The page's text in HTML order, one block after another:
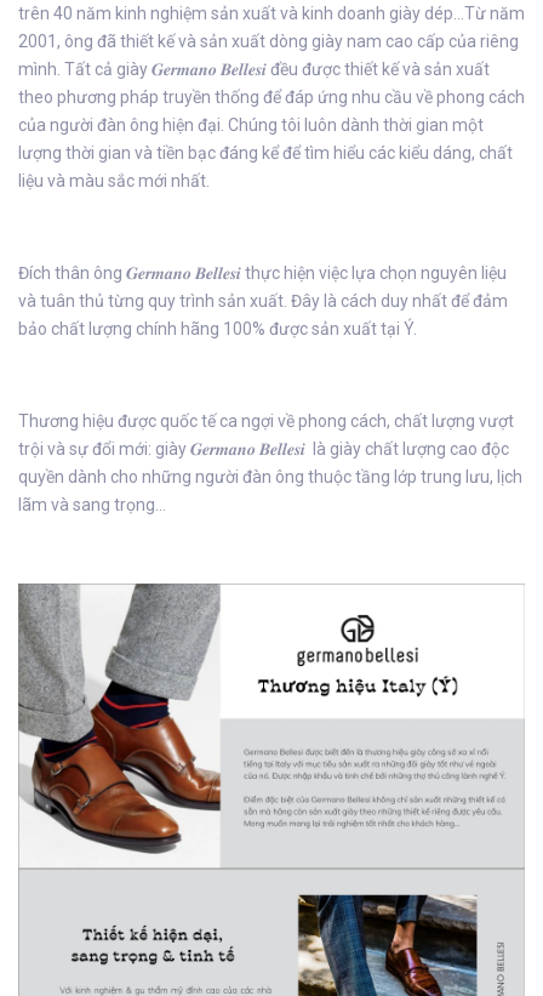
trên 40 năm kinh nghiệm sản xuất và kinh doanh giày dép…Từ năm
2001, ông đã thiết kế và sản xuất dòng giày nam cao cấp của riêng
mình. Tất cả giày 𝑮𝒆𝒓𝒎𝒂𝒏𝒐 𝑩𝒆𝒍𝒍𝒆𝒔𝒊 đều được thiết kế và sản xuất
theo phương pháp truyền thống để đáp ứng nhu cầu về phong cách
của người đàn ông hiện đại. Chúng tôi luôn dành thời gian một
lượng thời gian và tiền bạc đáng kể để tìm hiểu các kiểu dáng, chất
liệu và màu sắc mới nhất.
Đích thân ông 𝑮𝒆𝒓𝒎𝒂𝒏𝒐 𝑩𝒆𝒍𝒍𝒆𝒔𝒊 thực hiện việc lựa chọn nguyên liệu
và tuân thủ từng quy trình sản xuất. Đây là cách duy nhất để đảm
bảo chất lượng chính hãng 100% được sản xuất tại Ý.
Thương hiệu được quốc tế ca ngợi về phong cách, chất lượng vượt
trội và sự đổi mới: giày 𝑮𝒆𝒓𝒎𝒂𝒏𝒐 𝑩𝒆𝒍𝒍𝒆𝒔𝒊 là giày chất lượng cao độc
quyền dành cho những người đàn ông thuộc tầng lớp trung lưu, lịch
lãm và sang trọng…